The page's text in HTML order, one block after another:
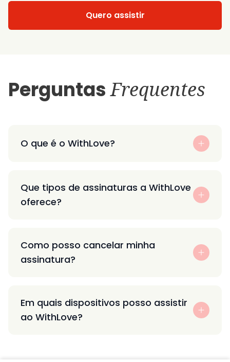
Quero assistir
PerguntasFrequentes
O que é o WithLove?
Que tipos de assinaturas a WithLove
oferece?
Como posso cancelar minha
assinatura?
Em quais dispositivos posso assistir
ao WithLove?